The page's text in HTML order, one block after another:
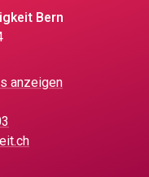
Bern
anzeigen